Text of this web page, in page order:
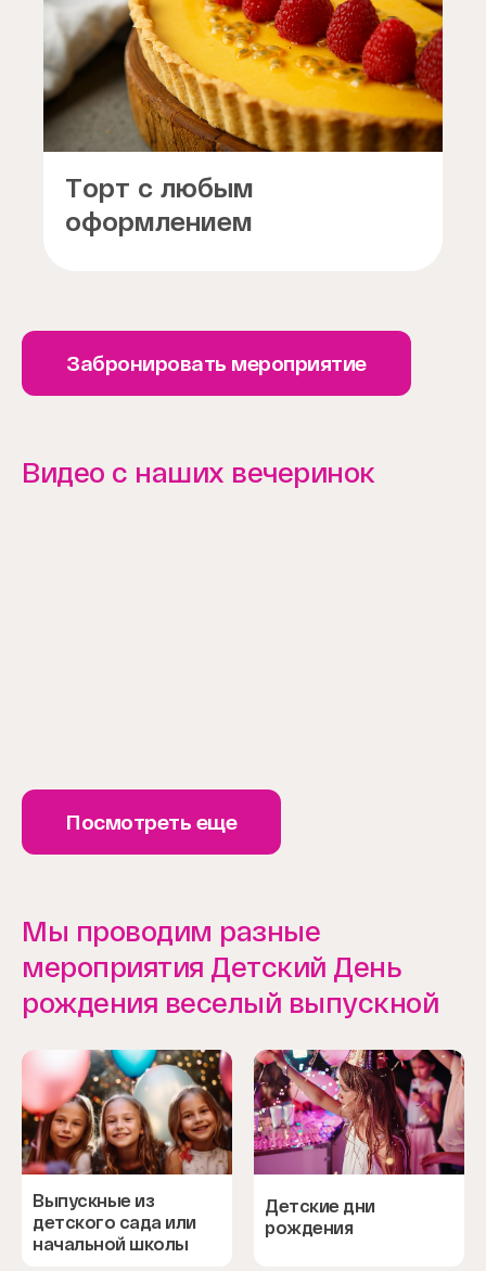
Торт с любым
оформлением
Забронировать мероприятие
Видео с наших вечеринок
Посмотреть еще
Мы проводим разные
мероприятия Детский День
рождения веселый выпускной
Выпускные из
детского сада или
начальной школы
Детские дни
рождения